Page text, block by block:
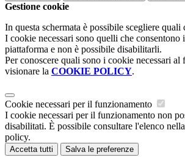
Gestione cookie
In questa schermata è possibile scegliere quali
I cookie necessari sono quelli che consentono
piattaforma e non è possibile disabilitarli.
Per conoscere quali sono i cookie necessari al
visionare la COOKIE POLICY.
Cookie necessari per il funzionamento
I cookie necessari per il funzionamento non
disabilitati. È possibile consultare l'elenco
policy.
Accetta tutti Salva le preferenze